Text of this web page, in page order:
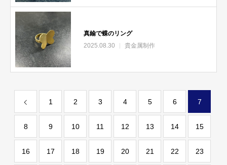
真鍮で蝶のリング
2025.08.30
貴金属制作
1 2 3 4 5 6 7
8 9 10 11 12 13 14 15
16 17 18 19 20 21 22 23